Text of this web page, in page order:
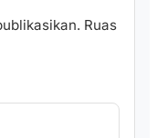
Ruas